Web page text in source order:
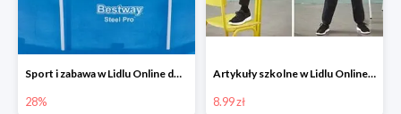
Sport i zabawa w Lidlu Online do -28%
28%
Artykuły szkolne w Lidlu Online od 8,99 zł
8.99 zł